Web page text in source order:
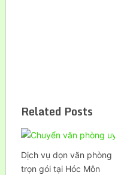
Related Posts
Dịch vụ dọn văn phòng
trọn gói tại Hóc Môn